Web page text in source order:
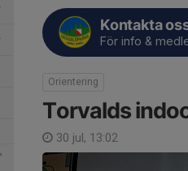
Kontakta
För info &
Orientering
Torvalds
30 jul, 13:02